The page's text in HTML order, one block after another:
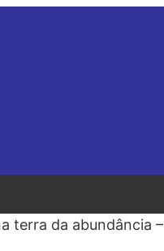
terra da abundância –